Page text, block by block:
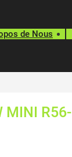
de Nous
MINI R56-